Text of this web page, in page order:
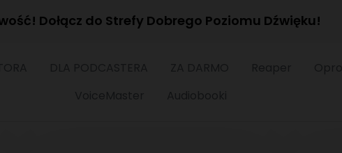
Dołącz do Strefy Dobrego Poziomu Dźwięku!